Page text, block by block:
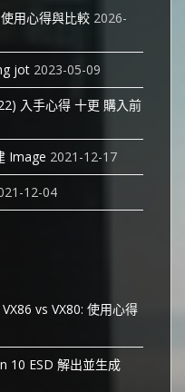
用心得與比較 2026-
jot 2023-05-09
入手心得 十更 購入前
Image 2021-12-17
12-04
vs VX80: 使用心得
10 ESD 解出並生成